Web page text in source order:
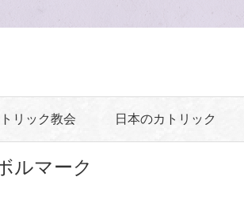
リック教会 日本のカトリック
ルマーク